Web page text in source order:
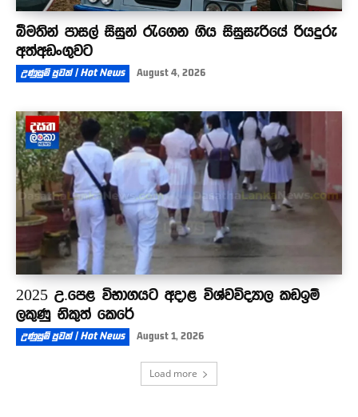
බීමතින් පාසල් සිසුන් රැගෙන ගිය සිසුසැරියේ රියදුරු
අත්අඩංගුවට
උණුසුම් පුවත් | Hot News August 4, 2026
2025 උ.පෙළ විභාගයට අදාළ විශ්වවිද්‍යාල කඩඉම්
ලකුණු නිකුත් කෙරේ
උණුසුම් පුවත් | Hot News August 1, 2026
Load more